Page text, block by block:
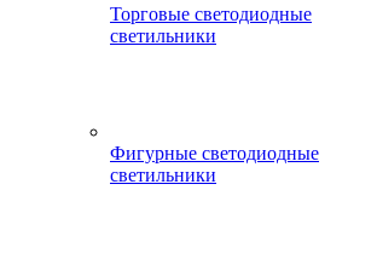
Торговые светодиодные
светильники
Фигурные светодиодные
светильники